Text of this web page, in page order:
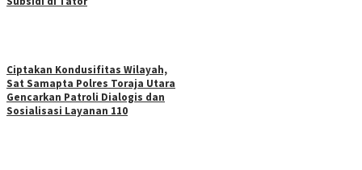
Ciptakan Kondusifitas Wilayah,
Sat Samapta Polres Toraja Utara
Gencarkan Patroli Dialogis dan
Sosialisasi Layanan 110